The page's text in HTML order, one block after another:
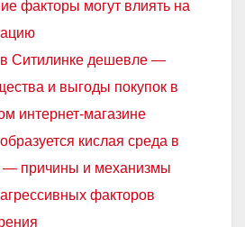
факторы могут влиять на
Ситилинке дешевле —
и выгоды покупок в
интернет-магазине
кислая среда в
— причины и механизмы
факторов